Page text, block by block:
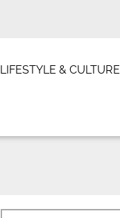
LIFESTYLE & CULTURE